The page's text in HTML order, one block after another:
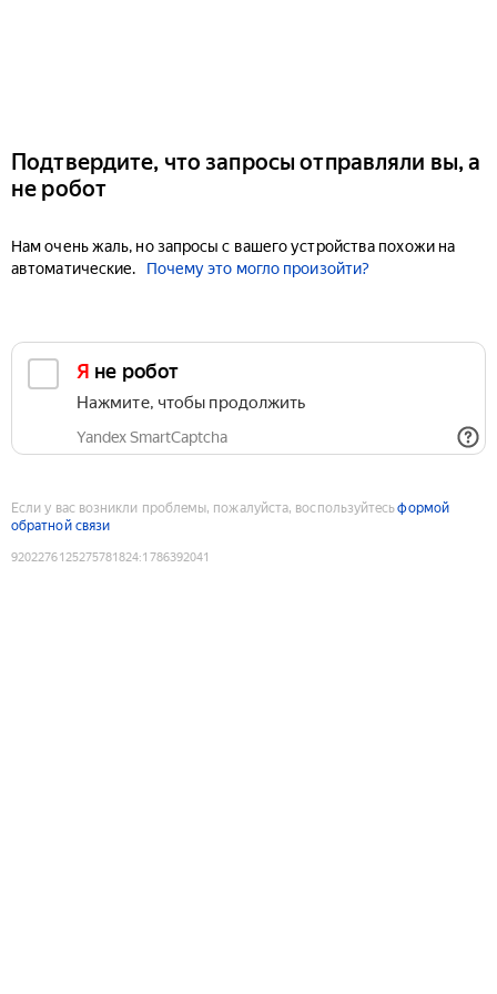
Подтвердите, что запросы отправляли вы, а
не робот
Нам очень жаль, но запросы с вашего устройства похожи на
автоматические.
Почему это могло произойти?
Я не робот
Нажмите, чтобы продолжить
Yandex SmartCaptcha
Если у вас возникли проблемы, пожалуйста, воспользуйтесьформой
обратной связи
9202276125275781824:1786392041